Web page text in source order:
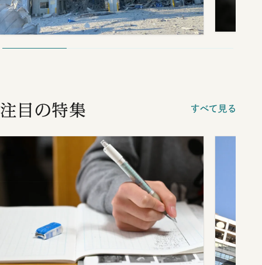
注目の特集 すべて見る